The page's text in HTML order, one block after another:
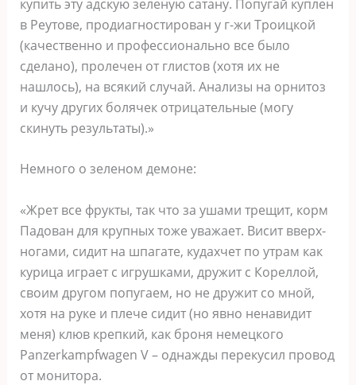
купить эту адскую зеленую сатану. Попугай куплен
в Реутове, продиагностирован у г-жи Троицкой
(качественно и профессионально все было
сделано), пролечен от глистов (хотя их не
нашлось), на всякий случай. Анализы на орнитоз
и кучу других болячек отрицательные (могу
скинуть результаты).»
Немного о зеленом демоне:
«Жрет все фрукты, так что за ушами трещит, корм
Падован для крупных тоже уважает. Висит вверх-
ногами, сидит на шпагате, кудахчет по утрам как
курица играет с игрушками, дружит с Кореллой,
своим другом попугаем, но не дружит со мной,
хотя на руке и плече сидит (но явно ненавидит
меня) клюв крепкий, как броня немецкого
Panzerkampfwagen V – однажды перекусил провод
от монитора.